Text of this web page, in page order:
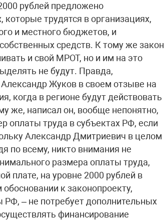
рублей предложено
которые трудятся в организациях,
и местного бюджетов, и
средств. К тому же закон
и свой МРОТ, но и им на это
не будут. Правда,
Жуков в своем отзыве на
когда в регионе будут действовать
же, написал он, вообще непонятно,
оплаты труда в субъектах РФ, если
Александр Дмитриевич в целом
по всему, никто внимания не
размера оплаты труда,
плате, на уровне 2000 рублей в
к законопроекту,
– не потребует дополнительных
финансирование